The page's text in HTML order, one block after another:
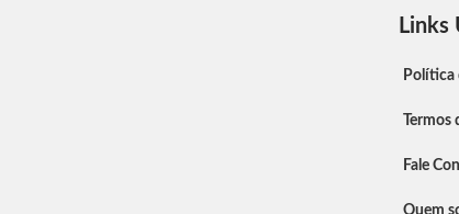
Links
Política
Termos
Fale
Quem